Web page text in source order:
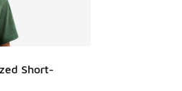
Short-